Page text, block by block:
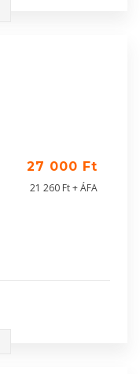
27 000 Ft
21 260 Ft + ÁFA